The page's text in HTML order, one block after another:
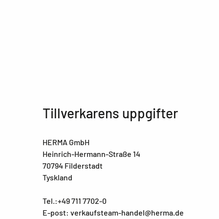
Tillverkarens uppgifter
HERMA GmbH
Heinrich-Hermann-Straße 14
70794 Filderstadt
Tyskland
Tel.:+49 711 7702-0
E-post: verkaufsteam-handel@herma.de